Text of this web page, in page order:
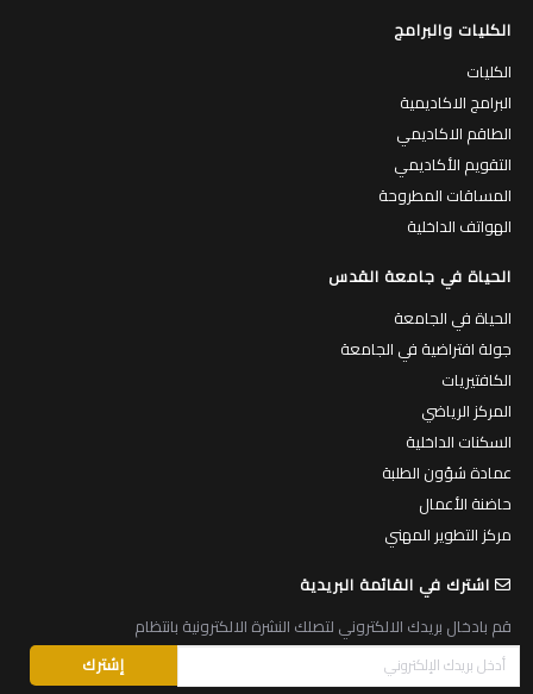
برنامج الزائر الدولي
الكليات والبرامج
الكليات
البرامج الاكاديمية
الطاقم الاكاديمي
التقويم الأكاديمي
الهواتف الداخلية
الحياة في جامعة القدس
الحياة في الجامعة
جولة افتراضية في الجامعة
الكافتيريات
المركز الرياضي
السكنات الداخلية
عمادة شؤون الطلبة
مركز التطوير المهني
اشترك في القائمة البريدية